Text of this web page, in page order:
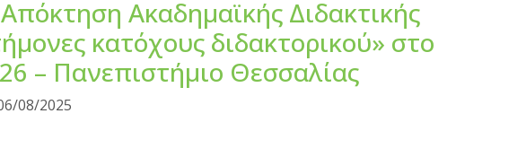
Ακαδημαϊκής Διδακτικής
κατόχους διδακτορικού» στο
– Πανεπιστήμιο Θεσσαλίας
08/2025